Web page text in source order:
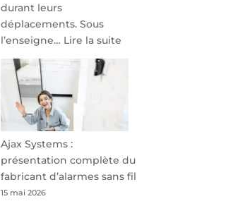
durant leurs
déplacements. Sous
l’enseigne… Lire la suite
Park
redessine
Ajax Systems :
présentation complète du
fabricant d’alarmes sans fil
15 mai 2026